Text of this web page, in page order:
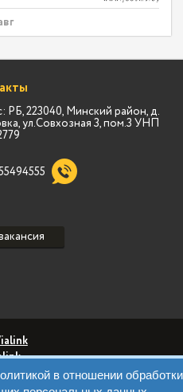
в отношении
РБ, 223040, Минский район, д.
ул.Совхозная 3, пом.3 УНП
Марк
Марк
Политика обработки ПД